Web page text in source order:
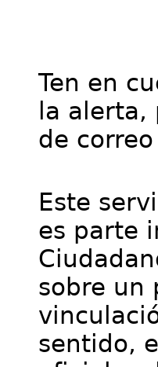
Ten en
la
de
Este
es parte
sobre un
sentido,